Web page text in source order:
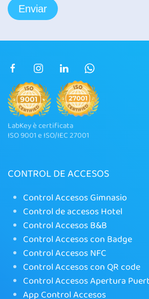
LabKey è certificata
ISO 9001 e ISO/IEC 27001
CONTROL DE ACCESOS
Control Accesos Gimnasio
Control de accesos Hotel
Control Accesos B&B
Control Accesos con Badge
Control Accesos NFC
Control Accesos con QR code
Control Accesos Apertura
App Control Accesos